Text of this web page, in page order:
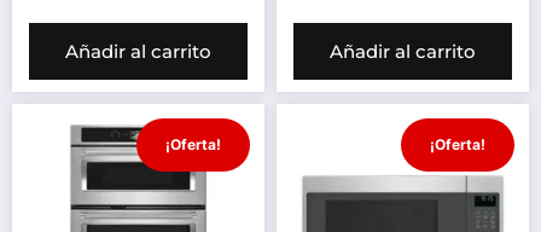
Añadir al carrito Añadir al carrito
¡Oferta! ¡Oferta!